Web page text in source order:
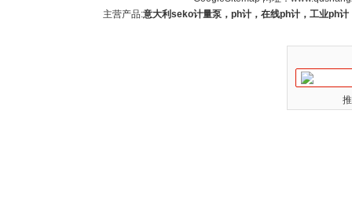
主营产品:意大利seko计量泵，ph计，在线ph计，工业ph